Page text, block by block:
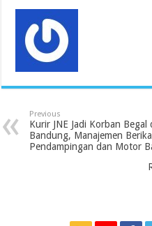
Previous
Kurir JNE Jadi Korban Begal
Bandung, Manajemen
Pendampingan dan Motor